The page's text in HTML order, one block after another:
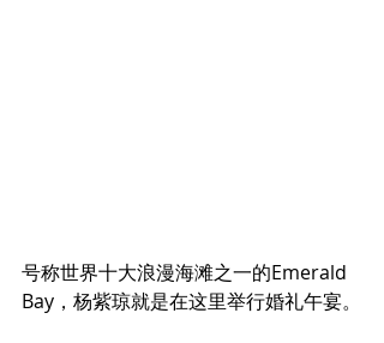
号称世界十大浪漫海滩之一的Emerald
Bay，杨紫琼就是在这里举行婚礼午宴。